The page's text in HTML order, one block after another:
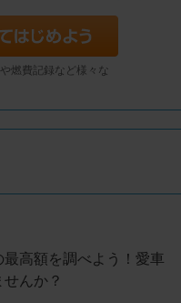
燃費記録など様々な
高額を調べよう！愛車
んか？